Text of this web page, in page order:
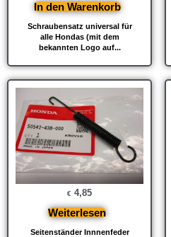
Schraubensatz universal für
alle Hondas (mit dem
bekannten Logo auf...
In den Warenkorb
Seitenständer Innnenfeder
€ 4,85
Weiterlesen